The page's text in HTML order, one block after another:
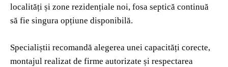
localități și zone rezidențiale noi, fosa septică continuă
să fie singura opțiune disponibilă.
Specialiștii recomandă alegerea unei capacități corecte,
montajul realizat de firme autorizate și respectarea